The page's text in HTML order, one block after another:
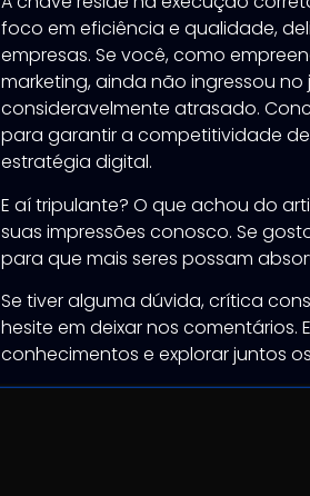
foco em eficiência e qualidade,
empresas. Se você, como
marketing, ainda não ingressou
consideravelmente atrasado.
para garantir a competitividade
estratégia digital.
E aí tripulante? O que achou do
suas impressões conosco. Se
para que mais seres possam
Se tiver alguma dúvida, crítica
hesite em deixar nos comentários.
conhecimentos e explorar juntos